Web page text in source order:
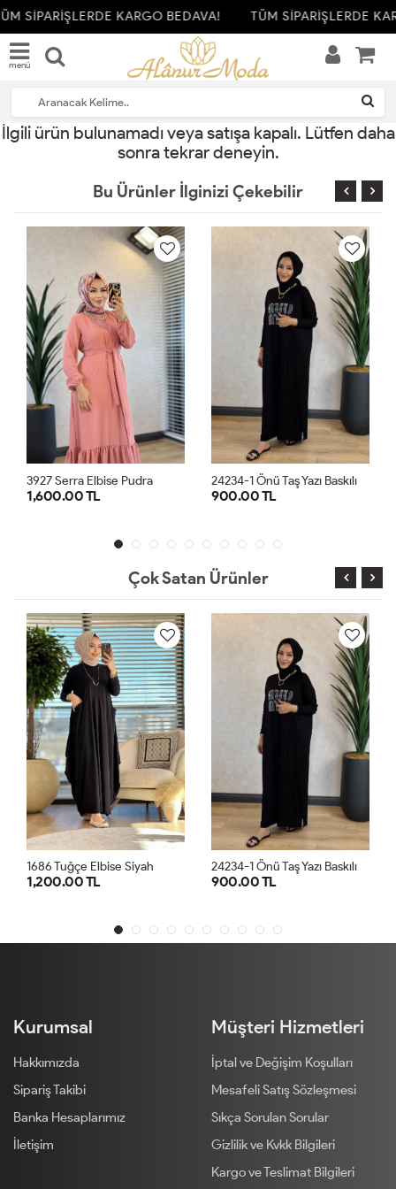
SİPARİŞLERDE KARGO BEDAVA! TÜM SİPARİŞLERDE
menü
İlgili ürün bulunamadı veya satışa kapalı. Lütfen daha
sonra tekrar deneyin.
Bu Ürünler İlginizi Çekebilir
900.00 TL 900.00 TL
Çok Satan Ürünler
2
4234-1 Önü Taş Yazı Baskılı Penye Elbise Siyah
900.00 TL
1686 Tuğçe Elbise
1,200.00 TL
Kurumsal
Hakkımızda
Sipariş Takibi
Banka Hesaplarımız
İletişim
Müşteri Hizmetleri
İptal ve Değişim Koşulları
Mesafeli Satış Sözleşmesi
Sıkça Sorulan Sorular
Gizlilik ve Kvkk Bilgileri
Kargo ve Teslimat Bilgileri